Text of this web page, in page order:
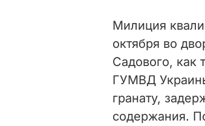
Милиция
октября во
Садового, как
ГУМВД
гранату,
содержания.